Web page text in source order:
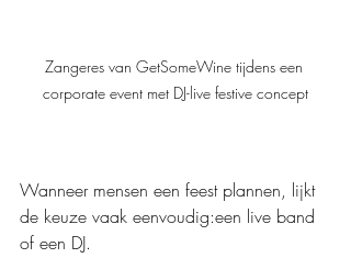
Zangeres van GetSomeWine tijdens een
corporate event met DJ-live festive concept
Wanneer mensen een feest plannen, lijkt
de keuze vaak eenvoudig:een live band
of een DJ.